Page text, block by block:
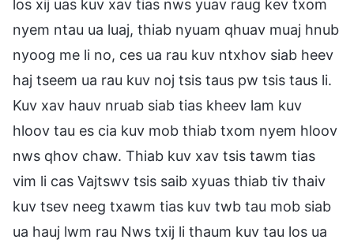
los xij uas kuv xav tias nws yuav raug kev txom
nyem ntau ua luaj, thiab nyuam qhuav muaj hnub
nyoog me li no, ces ua rau kuv ntxhov siab heev
haj tseem ua rau kuv noj tsis taus pw tsis taus li.
Kuv xav hauv nruab siab tias kheev lam kuv
hloov tau es cia kuv mob thiab txom nyem hloov
nws qhov chaw. Thiab kuv xav tsis tawm tias
vim li cas Vajtswv tsis saib xyuas thiab tiv thaiv
kuv tsev neeg txawm tias kuv twb tau mob siab
ua hauj lwm rau Nws txij li thaum kuv tau los ua